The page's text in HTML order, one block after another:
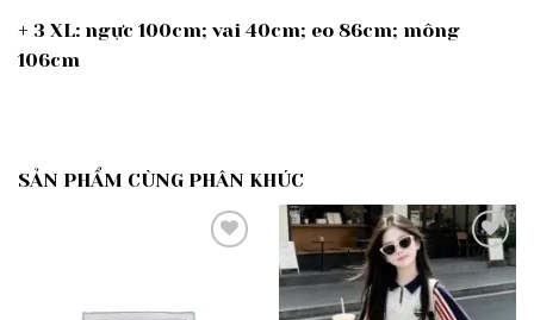
+ 3 XL: ngực 100cm; vai 40cm; eo 86cm; mông
106cm
SẢN PHẨM CÙNG PHÂN KHÚC
Add to
wishlist